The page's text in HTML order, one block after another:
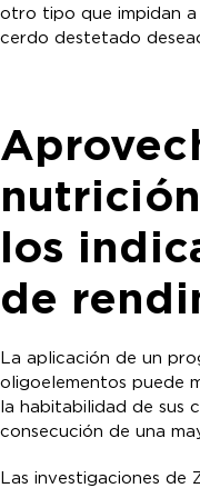
otro tipo que impidan
cerdo destetado
los
de
La aplicación de un
oligoelementos puede
la habitabilidad de sus
consecución de una
Las investigaciones de